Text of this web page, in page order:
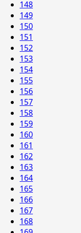
148
149
150
151
152
153
154
155
156
157
158
159
160
161
162
163
164
165
166
167
168